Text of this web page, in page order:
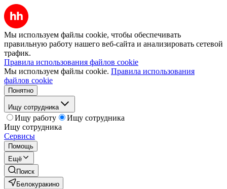
Мы используем файлы cookie, чтобы обеспечивать
правильную работу нашего веб-сайта и анализировать сетевой
трафик.
Правила использования файлов cookie
Мы используем файлы cookie. Правила использования
файлов cookie
Понятно
Ищу сотрудника
Ищу работу
Ищу сотрудника
Ищу сотрудника
Сервисы
Помощь
Ещё
Поиск
Белокуракино